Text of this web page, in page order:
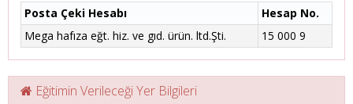
Posta Çeki Hesabı
Hesap No.
Mega hafıza eğt. hiz. ve gıd. ürün. ltd.Şti.
15 000 9
Eğitimin Verileceği Yer Bilgileri